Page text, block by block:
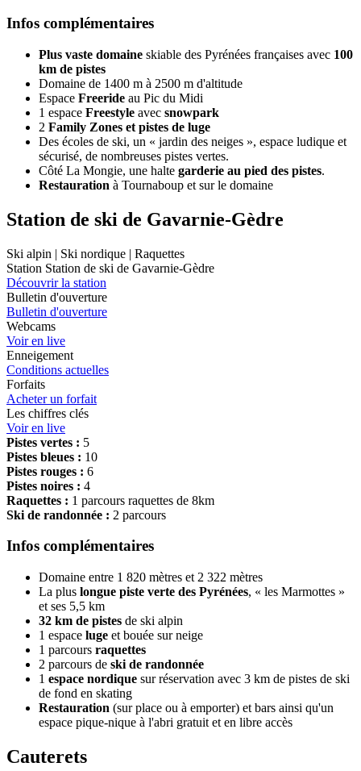
Infos complémentaires
Plus vaste domaine skiable des Pyrénées françaises avec 100
km de pistes
Domaine de 1400 m à 2500 m d'altitude
Espace Freeride au Pic du Midi
1 espace Freestyle avec snowpark
2 Family Zones et pistes de luge
Des écoles de ski, un « jardin des neiges », espace ludique et
sécurisé, de nombreuses pistes vertes.
Côté La Mongie, une halte garderie au pied des pistes.
Restauration à Tournaboup et sur le domaine
Station de ski de Gavarnie-Gèdre
Ski alpin | Ski nordique | Raquettes
Station Station de ski de Gavarnie-Gèdre
Découvrir la station
Bulletin d'ouverture
Bulletin d'ouverture
Webcams
Voir en live
Enneigement
Conditions actuelles
Forfaits
Acheter un forfait
Les chiffres clés
Voir en live
Pistes vertes : 5
Pistes bleues : 10
Pistes rouges : 6
Pistes noires : 4
Raquettes : 1 parcours raquettes de 8km
Ski de randonnée : 2 parcours
Infos complémentaires
Domaine entre 1 820 mètres et 2 322 mètres
La plus longue piste verte des Pyrénées, « les Marmottes »
et ses 5,5 km
32 km de pistes de ski alpin
1 espace luge et bouée sur neige
1 parcours raquettes
2 parcours de ski de randonnée
1 espace nordique sur réservation avec 3 km de pistes de ski
de fond en skating
Restauration (sur place ou à emporter) et bars ainsi qu'un
espace pique-nique à l'abri gratuit et en libre accès
Cauterets